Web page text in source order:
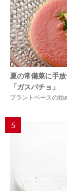
夏の常備菜に手
「ガスパチョ」
プラントベースの始
5